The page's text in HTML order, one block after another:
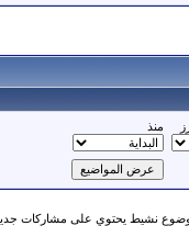
منذ
نشيط يحتوي على مشاركات